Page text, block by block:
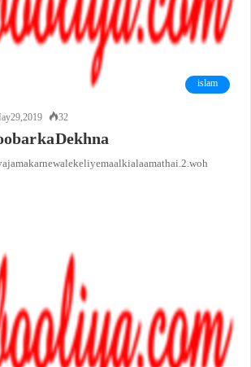
islam
29, 2019 32
ka Dekhna
jama karne wale ke liye maal ki alaamat hai.2. woh